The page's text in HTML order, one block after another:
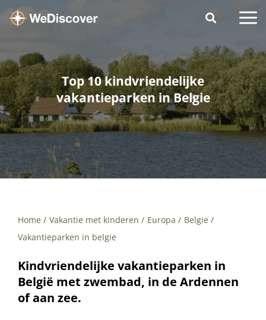
Top 10 kindvriendelijke
vakantieparken in Belgie
Home Vakantie met kinderen Europa
Belgie
Vakantieparken in belgie
Kindvriendelijke vakantieparken in
België met zwembad, in de Ardennen
of aan zee.